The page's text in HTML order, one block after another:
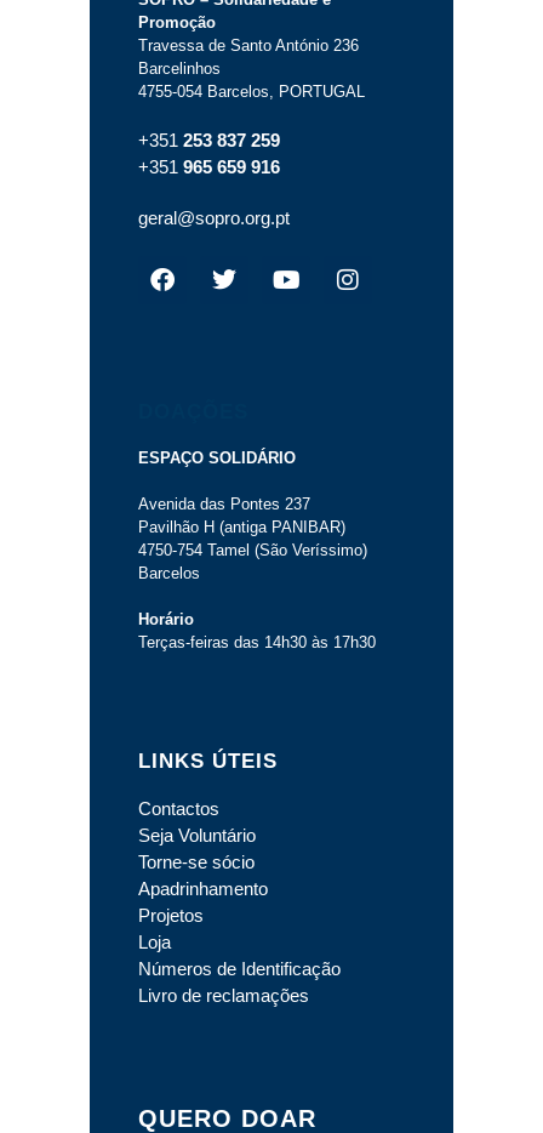
Promoção
Travessa de Santo António 236
Barcelinhos
4755-054 Barcelos, PORTUGAL
+351 253 837 259
+351 965 659 916
geral@sopro.org.pt
ESPAÇO SOLIDÁRIO
Avenida das Pontes 237
Pavilhão H (antiga PANIBAR)
4750-754 Tamel (São Veríssimo)
Barcelos
Horário
Terças-feiras das 14h30 às 17h30
LINKS ÚTEIS
Contactos
Seja Voluntário
Torne-se sócio
Apadrinhamento
Projetos
Loja
Números de Identificação
Livro de reclamações
QUERO DOAR